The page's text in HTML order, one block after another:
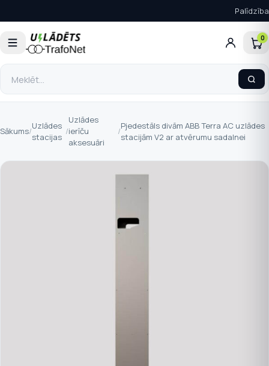
Palīdzība
0
Sākums/
Uzlādes
stacijas
/
Uzlādes
ierīču
aksesuāri
/
Pjedestāls divām ABB Terra AC uzlādes
stacijām V2 ar atvērumu sadalnei